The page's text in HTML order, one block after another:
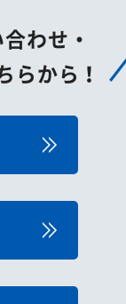
わせ・
らから！